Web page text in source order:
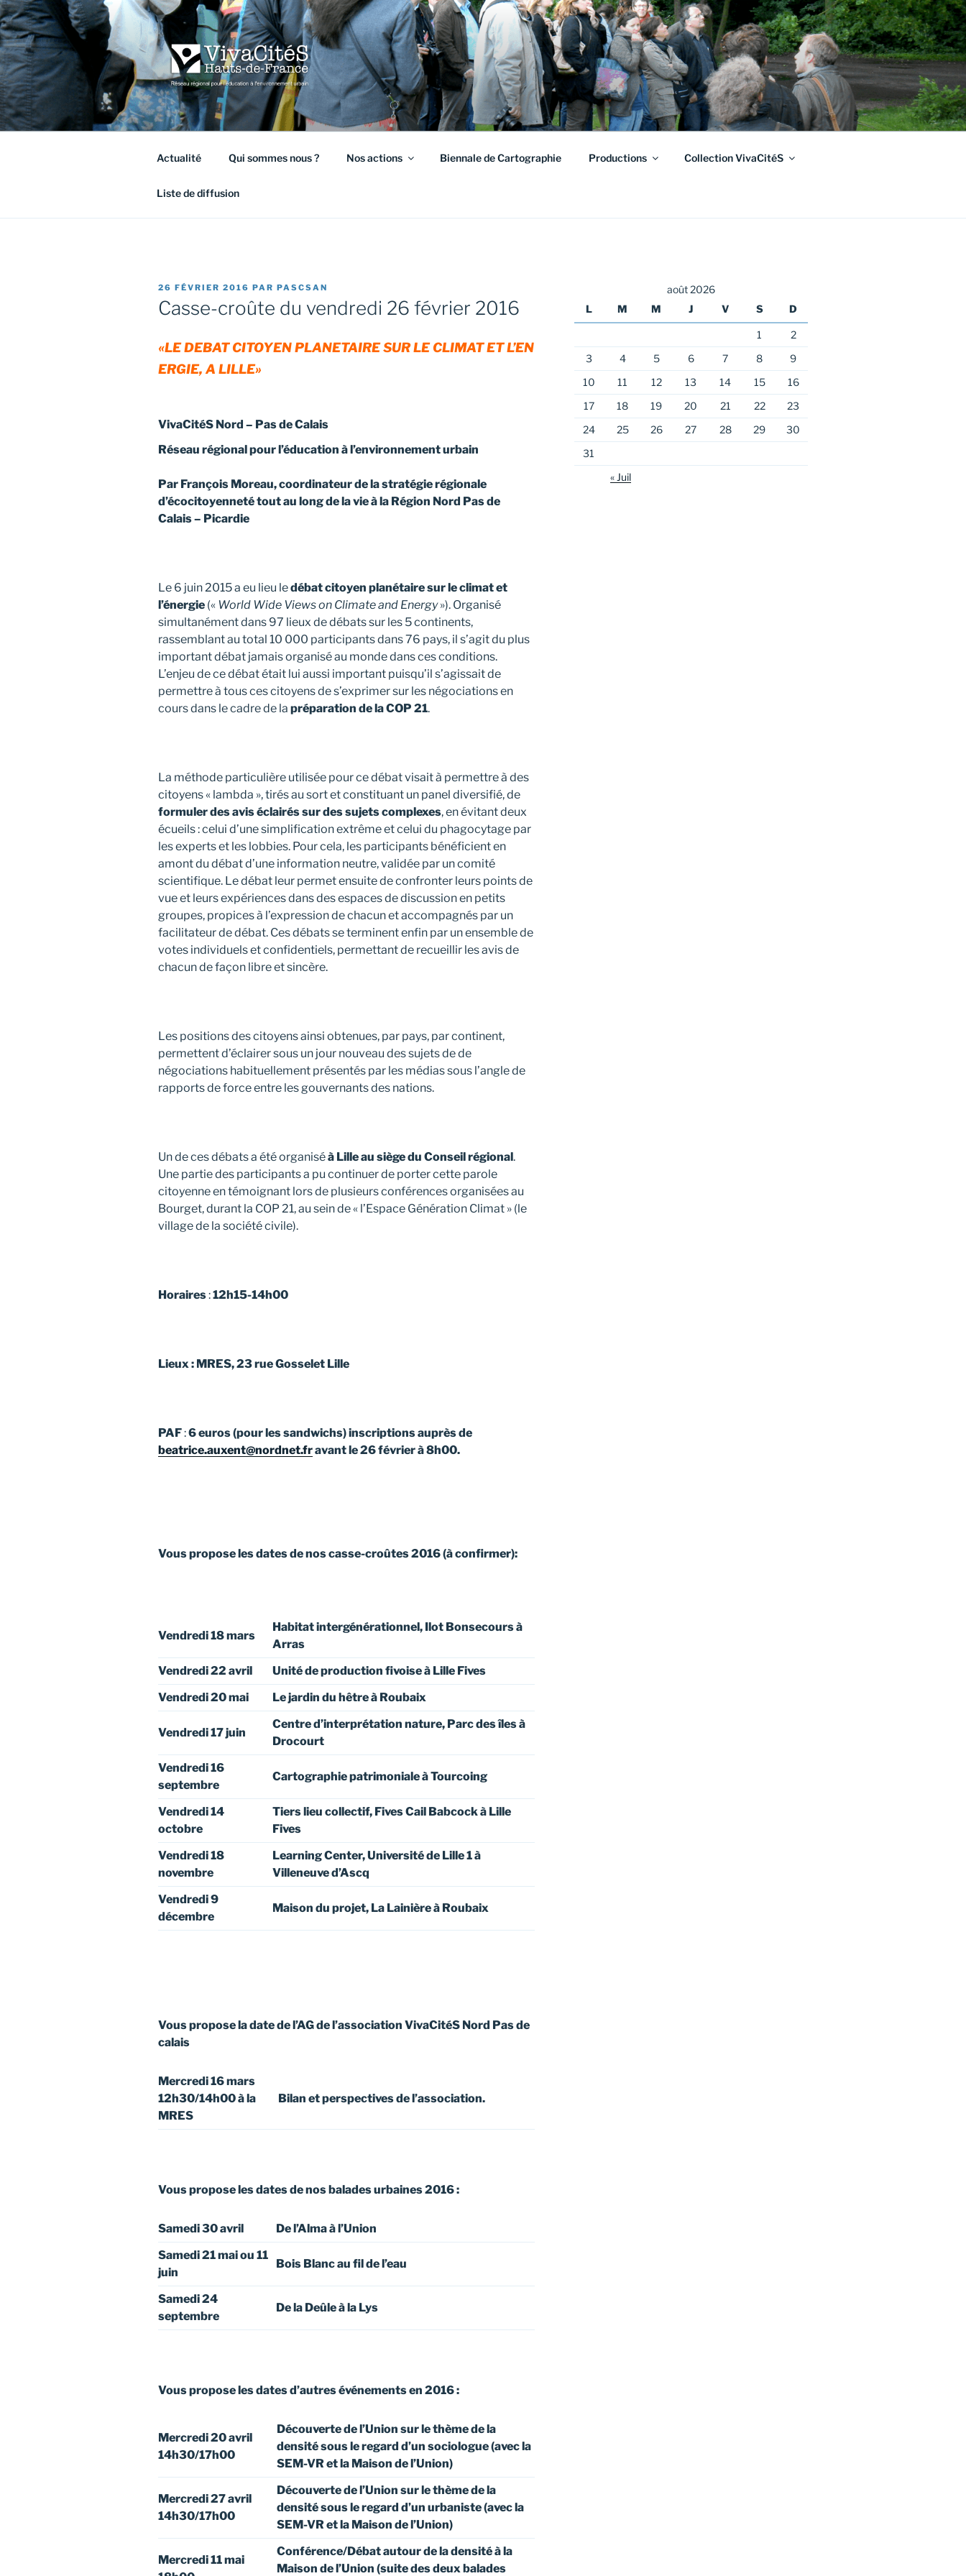
Aller
au
contenu
principal
VIVACITÉS HAUTS-DE-FRANCE
Réseau régional pour l'éducation à l'environnement urbain
Actualité Qui sommes nous ? Nos actions Biennale de Cartographie Productions Collection VivaCitéS
Liste de diffusion
PUBLIÉ
LE
26 FÉVRIER 2016 PAR PASCSAN
Casse-croûte du vendredi 26 février 2016
«LE DEBAT CITOYEN PLANETAIRE SUR LE CLIMAT ET L’EN
ERGIE, A LILLE»
VivaCitéS Nord – Pas de Calais
Réseau régional pour l’éducation à l’environnement urbain
Par François Moreau, coordinateur de la stratégie régionale
d’écocitoyenneté tout au long de la vie à la Région Nord Pas de
Calais – Picardie
Le 6 juin 2015 a eu lieu ledébat citoyen planétaire sur le climat et
l’énergie (« World Wide Views on Climate and Energy»). Organisé
simultanément dans 97 lieux de débats sur les 5 continents,
rassemblant au total 10 000 participants dans 76 pays, il s’agit du plus
important débat jamais organisé au monde dans ces conditions.
L’enjeu de ce débat était lui aussi important puisqu’il s’agissait de
permettre à tous ces citoyens de s’exprimer sur les négociations en
cours dans le cadre de la préparation de la COP 21.
La méthode particulière utilisée pour ce débat visait à permettre à des
citoyens « lambda », tirés au sort et constituant un panel diversifié, de
formuler des avis éclairés sur des sujets complexes, en évitant deux
écueils : celui d’une simplification extrême et celui du phagocytage par
les experts et les lobbies. Pour cela, les participants bénéficient en
amont du débat d’une information neutre, validée par un comité
scientifique. Le débat leur permet ensuite de confronter leurs points de
vue et leurs expériences dans des espaces de discussion en petits
groupes, propices à l’expression de chacun et accompagnés par un
facilitateur de débat. Ces débats se terminent enfin par un ensemble de
votes individuels et confidentiels, permettant de recueillir les avis de
chacun de façon libre et sincère.
Les positions des citoyens ainsi obtenues, par pays, par continent,
permettent d’éclairer sous un jour nouveau des sujets de de
négociations habituellement présentés par les médias sous l’angle de
rapports de force entre les gouvernants des nations.
Un de ces débats a été organiséà Lille au siège du Conseil régional.
Une partie des participants a pu continuer de porter cette parole
citoyenne en témoignant lors de plusieurs conférences organisées au
Bourget, durant la COP 21, au sein de « l’Espace Génération Climat » (le
village de la société civile).
Horaires:12h15-14h00
Lieux: MRES, 23 rue Gosselet Lille
PAF:6 euros (pour les sandwichs) inscriptions auprès de
beatrice.auxent@nordnet.fravant le 26 février à 8h00.
Vous propose les dates de nos casse-croûtes 2016 (à confirmer):
Vendredi 18 mars
Habitat intergénérationnel, Ilot Bonsecours à
Arras
Vendredi 22 avril
Unité de production fivoise à Lille Fives
Vendredi 20 mai
Le jardin du hêtre à Roubaix
Vendredi 17 juin
Centre d’interprétation nature, Parc des îles à
Drocourt
Vendredi 16
septembre
Cartographie patrimoniale à Tourcoing
Vendredi 14
octobre
Tiers lieu collectif, Fives Cail Babcock à Lille
Fives
Vendredi 18
novembre
Learning Center, Université de Lille 1 à
Villeneuve d’Ascq
Vendredi 9
décembre
Maison du projet, La Lainière à Roubaix
Vous propose la date de l’AG de l’association VivaCitéS Nord Pas de
calais
Mercredi 16 mars
12h30/14h00 à la
MRES
Bilan et perspectives de l’association.
Vous propose les dates de nos balades urbaines 2016 :
Samedi 30 avril
De l’Alma à l’Union
Samedi 21 mai ou 11
juin
Bois Blanc au fil de l’eau
Samedi 24
septembre
De la Deûle à la Lys
Vous propose les dates d’autres événements en 2016 :
Mercredi 20 avril
14h30/17h00
Découverte de l’Union sur le thème de la
densité sous le regard d’un sociologue (avec la
SEM-VR et la Maison de l’Union)
Mercredi 27 avril
14h30/17h00
Découverte de l’Union sur le thème de la
densité sous le regard d’un urbaniste (avec la
SEM-VR et la Maison de l’Union)
Mercredi 11 mai
Conférence/Débat autour de la densité à la
Maison de l’Union (suite des deux balades
août 2026
L
M M J V S D
1
2
3
4 5 6 7 8
9
10
11 12 13 14 15
16
17
18 19 20 21 22
23
24
25 26 27 28 29
30
31
« Juil